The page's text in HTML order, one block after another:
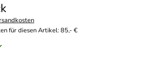
für diesen Artikel: 85,- €